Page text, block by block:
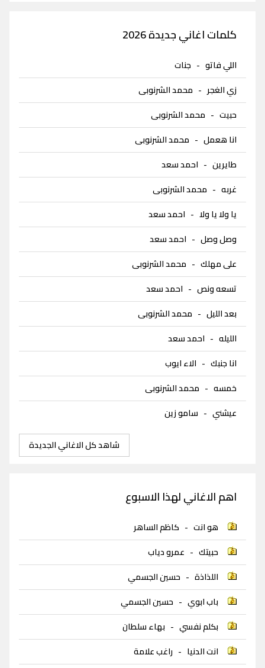
كلمات اغاني جديدة 2026
اللي فاتو - جنات
زي الغجر - محمد الشرنوبى
حبيت - محمد الشرنوبى
انا هعمل - محمد الشرنوبى
طايرين - احمد سعد
غربه - محمد الشرنوبى
يا ولا يا ولا - احمد سعد
وصل وصل - احمد سعد
على مهلك - محمد الشرنوبى
تسعه ونص - احمد سعد
بعد الليل - محمد الشرنوبى
الليله - احمد سعد
انا جنبك - الاء ايوب
خمسه - محمد الشرنوبى
عيشني - سامو زين
شاهد كل الاغاني الجديدة
اهم الاغاني لهذا الاسبوع
هو انت - كاظم الساهر
حبيتك - عمرو دياب
اللذاذة - حسين الجسمي
باب ابوي - حسين الجسمي
بكلم نفسي - بهاء سلطان
انت الدنيا - راغب علامة